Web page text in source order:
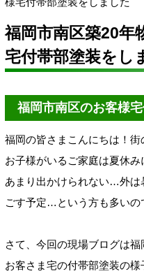
福岡市南区築20年
宅付帯部塗装をし
福岡市南区のお客様宅
福岡の皆さまこんにちは！
お子様がいるご家庭は夏休
あまり出かけられない…外は
ごす予定…という方も多いの
さて、今回の現場ブログは
お客さま宅の付帯部塗装の様